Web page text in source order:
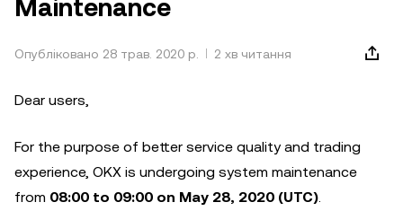
Maintenance
Опубліковано 28 трав. 2020 р. 2 хв читання
Dear users,
For the purpose of better service quality and trading
experience, OKX is undergoing system maintenance
from 08:00 to 09:00 on May 28, 2020 (UTC).